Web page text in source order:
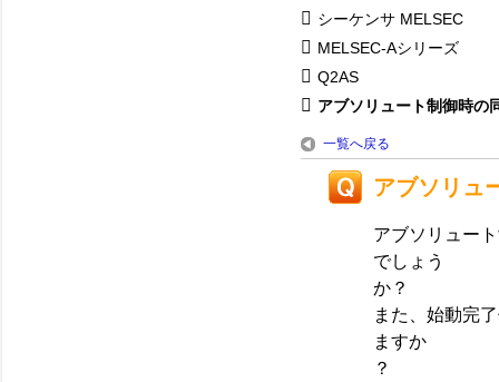
シーケンサ MELSEC
MELSEC-Aシリーズ
Q2AS
アブソリュート制御時の
一覧へ戻る
アブソリュ
アブソリュー
でしょう
か？
また、始動完
ますか
？